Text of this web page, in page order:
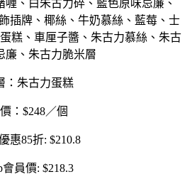
、白朱古力碎、藍色原味忌廉、
插牌、椰絲、牛奶慕絲、藍莓、士
糕、車厘子醬、朱古力慕絲、朱古
廉、朱古力脆米層
：朱古力蛋糕
：$248／個
惠85折: $210.8
會員價: $218.3